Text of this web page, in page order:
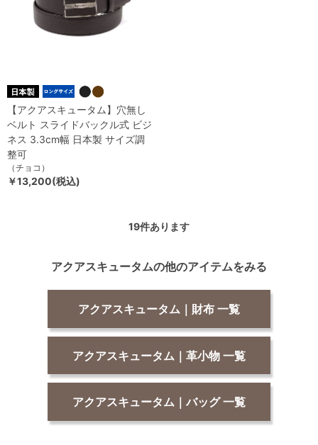
【アクアスキュータム】穴無し
ベルト スライドバックル式 ビジ
ネス 3.3cm幅 日本製 サイズ調
整可
（チョコ）
￥13,200(税込)
19件あります
アクアスキュータムの他のアイテムをみる
アクアスキュータム｜財布 一覧
アクアスキュータム｜革小物 一覧
アクアスキュータム｜バッグ 一覧